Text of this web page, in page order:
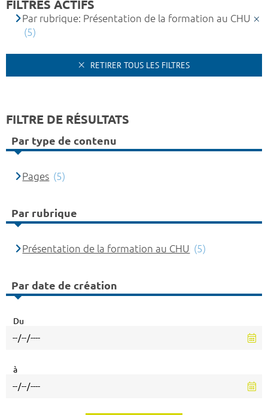
FILTRES ACTIFS
Par rubrique: Présentation de la formation au CHU
(5)
RETIRER TOUS LES FILTRES
FILTRE DE RÉSULTATS
Par type de contenu
Pages (5)
Par rubrique
Présentation de la formation au CHU (5)
Par date de création
Du
à